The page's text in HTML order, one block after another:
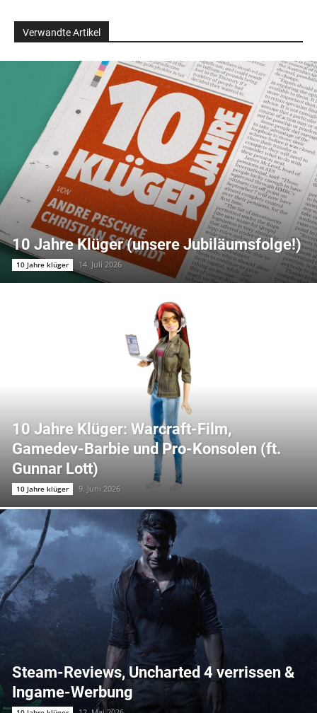
Verwandte Artikel
10 Jahre Klüger (unsere Jubiläumsfolge!)
10 Jahre klüger 14. Juli 2026
10 Jahre Klüger: Warcraft-Film,
Gamedev-Barbie und Pro-Konsolen (ft.
Gunnar Lott)
10 Jahre klüger 9. Juni 2026
Steam-Reviews, Uncharted 4 verrissen &
Ingame-Werbung